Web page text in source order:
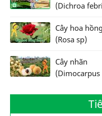
(Dichroa
Cây hoa hồng
(Rosa sp)
Cây nhãn